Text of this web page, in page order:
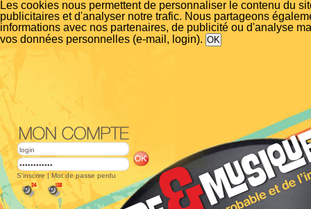
Les cookies nous permettent de personnaliser le contenu du
publicitaires et d'analyser notre trafic. Nous partageons
informations avec nos partenaires, de publicité ou d'analyse
vos données personnelles (e-mail, login).
S'inscrire | Mot de passe perdu